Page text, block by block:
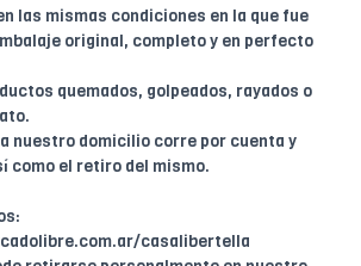
las mismas condiciones en la que fue
original, completo y en perfecto
quemados, golpeados, rayados o
nuestro domicilio corre por cuenta y
como el retiro del mismo.
casalibertella